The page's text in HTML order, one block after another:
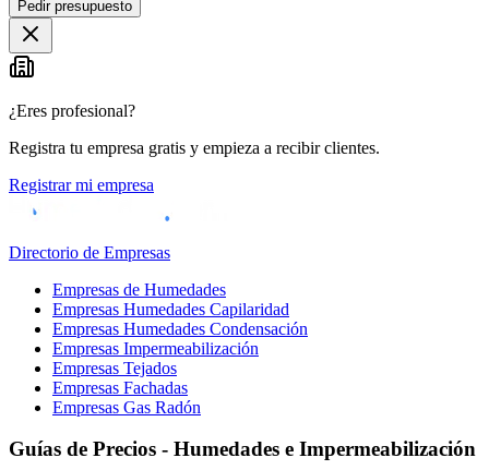
+
−
Pedir presupuesto
¿Eres profesional?
Registra tu empresa gratis y empieza a recibir clientes.
Registrar mi empresa
Directorio de Empresas
Empresas de Humedades
Empresas Humedades Capilaridad
Empresas Humedades Condensación
Empresas Impermeabilización
Empresas Tejados
Empresas Fachadas
Empresas Gas Radón
Guías de Precios - Humedades e Impermeabilización